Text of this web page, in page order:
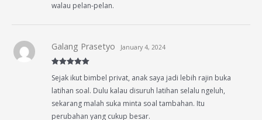
walau pelan-pelan.
of 5
Galang Prasetyo January 4, 2024
Sejak ikut bimbel privat, anak saya jadi lebih rajin buka
latihan soal. Dulu kalau disuruh latihan selalu ngeluh,
sekarang malah suka minta soal tambahan. Itu
perubahan yang cukup besar.